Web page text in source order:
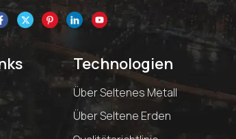
Technologien
Über Seltenes Metall
Über Seltene Erden